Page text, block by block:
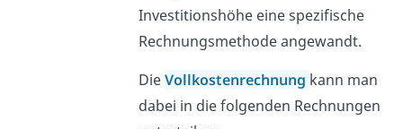
Investitionshöhe eine spezifische
Rechnungsmethode angewandt.
DieVollkostenrechnung kann man
dabei in die folgenden Rechnungen